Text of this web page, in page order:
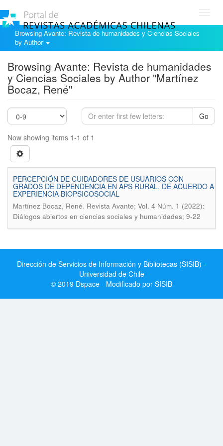
Browsing Avante: Revista de humanidades y Ciencias Sociales
by Author
Browsing Avante: Revista de humanidades
y Ciencias Sociales by Author "Martínez
Bocaz, René"
Go
Now showing items 1-1 of 1
PERCEPCIÓN DE CUIDADORES DE USUARIOS CON
GRADOS DE DEPENDENCIA EN APS RURAL, DE ACUERDO A
EXPERIENCIA BIOPSICOSOCIAL
Martínez Bocaz, René. Revista Avante; Vol. 4 Núm. 1 (2022):
Diálogos abiertos en ciencias sociales y humanidades; 9-22
Dirección de Servicios de Información y Bibliotecas (SISIB) -
Universidad de Chile
© 2019 Dspace - Modificado por SISIB